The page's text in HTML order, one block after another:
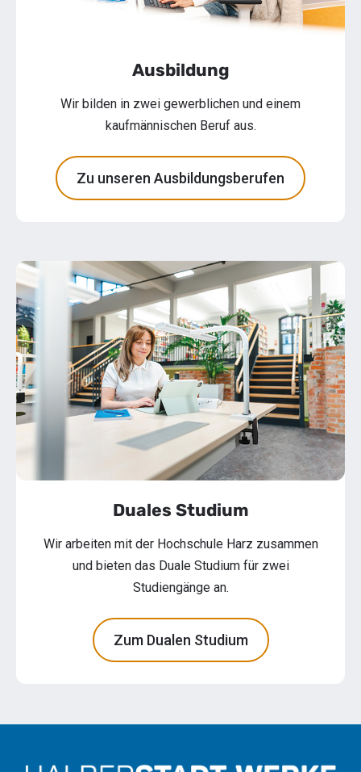
Ausbildung
Wir bilden in zwei gewerblichen und einem
kaufmännischen Beruf aus.
Zu unseren Ausbildungsberufen
Duales Studium
Wir arbeiten mit der Hochschule Harz zusammen
und bieten das Duale Studium für zwei
Studiengänge an.
Zum Dualen Studium